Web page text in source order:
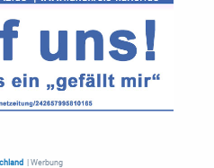
| Werbung